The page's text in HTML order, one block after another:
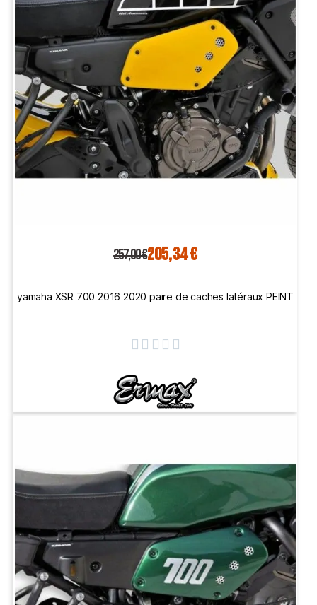
257,00 €205,34 €
yamaha XSR 700 2016 2020 paire de caches latéraux PEINT
    